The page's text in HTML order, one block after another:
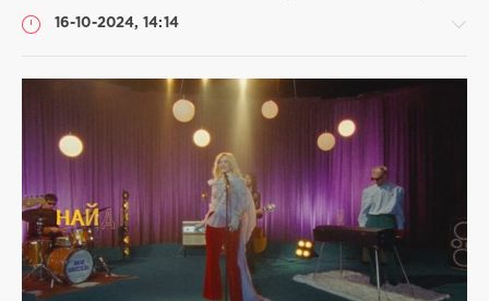
16-10-2024, 14:14
Клипы
55
190
0
WebRip